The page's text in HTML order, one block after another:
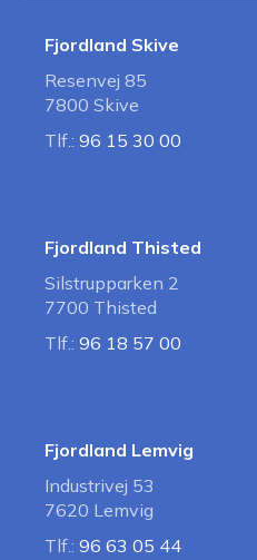
Fjordland Skive
Resenvej 85
7800 Skive
Tlf.: 96 15 30 00
Fjordland Thisted
Silstrupparken 2
7700 Thisted
Tlf.: 96 18 57 00
Fjordland Lemvig
Industrivej 53
7620 Lemvig
Tlf.: 96 63 05 44